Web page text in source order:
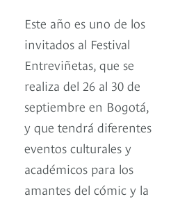
Este año es uno de los
invitados al Festival
Entreviñetas, que se
realiza del 26 al 30 de
septiembre en Bogotá,
y que tendrá diferentes
eventos culturales y
académicos para los
amantes del cómic y la